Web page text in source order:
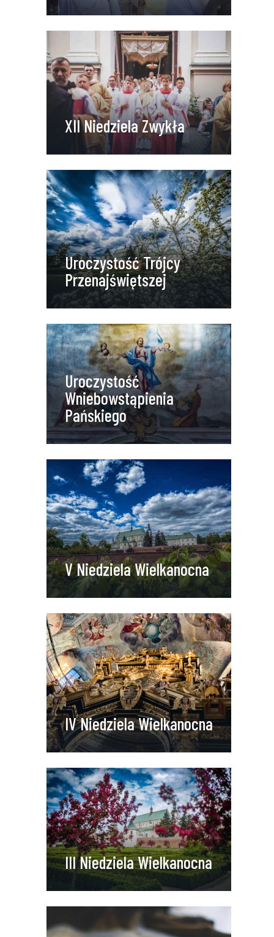
XII Niedziela Zwykła
Uroczystość Trójcy
Przenajświętszej
Uroczystość
Wniebowstąpienia
Pańskiego
V Niedziela Wielkanocna
IV Niedziela Wielkanocna
III Niedziela Wielkanocna